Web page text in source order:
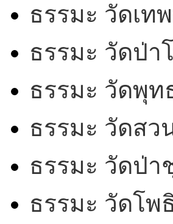
ธรรมะ วัดเท
ธรรมะ วัดป่
ธรรมะ วัดพุ
ธรรมะ วัดส
ธรรมะ วัดป่
ธรรมะ วัดโ